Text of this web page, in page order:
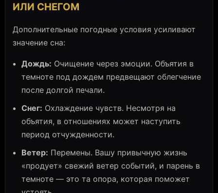
ИЛИ СНЕГОМ
Дополнительные погодные условия усиливают
значение сна:
Дождь: Очищение через эмоции. Объятия в
темноте под дождем предвещают облегчение
после долгой печали.
Снег: Охлаждение чувств. Несмотря на
объятия, в отношениях может наступить
период отчужденности.
Ветер: Перемены. Вашу привычную жизнь
«продует» свежий ветер событий, и парень в
темноте — это та опора, которая поможет